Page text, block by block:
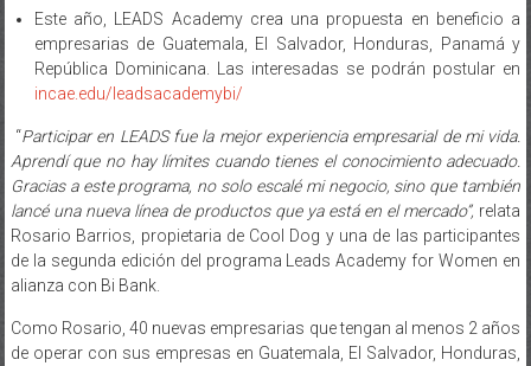
Este año, LEADS Academy crea una propuesta en beneficio a
empresarias de Guatemala, El Salvador, Honduras, Panamá y
República Dominicana. Las interesadas se podrán postular en
“Participar en LEADS fue la mejor experiencia empresarial de mi vida.
Aprendí que no hay límites cuando tienes el conocimiento adecuado.
Gracias a este programa, no solo escalé mi negocio, sino que también
lancé una nueva línea de productos que ya está en el mercado”,relata
Rosario Barrios, propietaria de Cool Dog y una de las participantes
de la segunda edición del programa Leads Academy for Women en
Como Rosario, 40 nuevas empresarias que tengan al menos 2 años